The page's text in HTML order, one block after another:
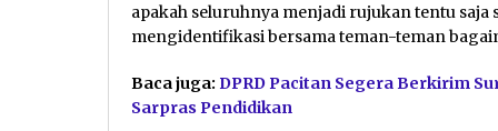
apakah seluruhnya menjadi rujukan tentu saja
mengidentifikasi bersama teman-teman
Baca juga: DPRD Pacitan Segera Berkirim
Sarpras Pendidikan